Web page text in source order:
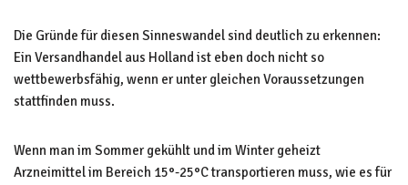
Die Gründe für diesen Sinneswandel sind deutlich zu erkennen:
Ein Versandhandel aus Holland ist eben doch nicht so
wettbewerbsfähig, wenn er unter gleichen Voraussetzungen
stattfinden muss.
Wenn man im Sommer gekühlt und im Winter geheizt
Arzneimittel im Bereich 15°-25°C transportieren muss, wie es für